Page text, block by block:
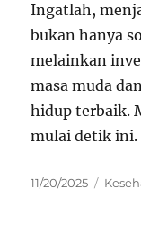
Ingatlah,
bukan hanya
melainkan
masa muda
hidup terbaik.
mulai detik ini.
Posted
11/20/2025